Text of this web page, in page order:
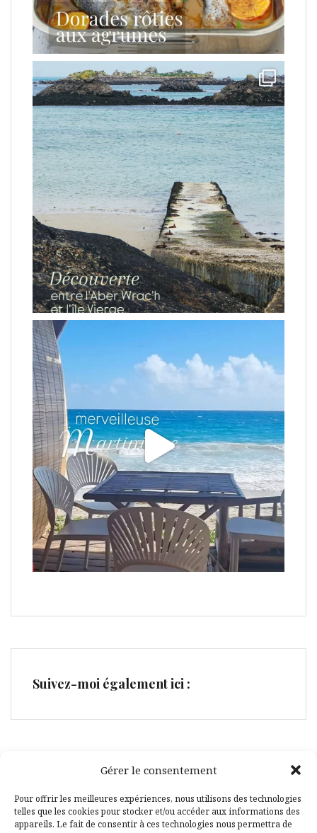
Gérer le consentement
Pour offrir les meilleures expériences, nous utilisons des technologies
telles que les cookies pour stocker et/ou accéder aux informations des
appareils. Le fait de consentir à ces technologies nous permettra de
Suivez-moi également ici :
Facebook
Pinterest